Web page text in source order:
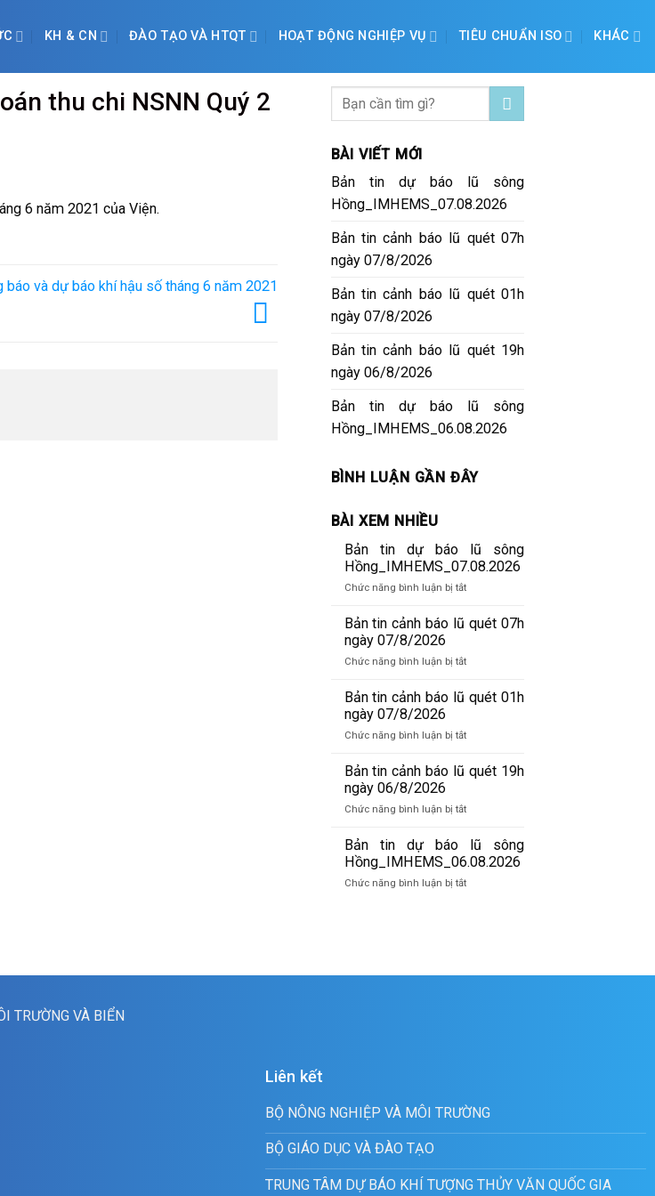
KH & CN ĐÀO TẠO VÀ HTQT HOẠT ĐỘNG NGHIỆP VỤ TIÊU CHUẨN ISO KHÁC
thu chi NSNN Quý 2
6 năm 2021 của Viện.
báo và dự báo khí hậu số tháng 6 năm 2021
BÀI VIẾT MỚI
Bản tin dự báo lũ sông
Hồng_IMHEMS_07.08.2026
Bản tin cảnh báo lũ quét 07h
ngày 07/8/2026
Bản tin cảnh báo lũ quét 01h
ngày 07/8/2026
Bản tin cảnh báo lũ quét 19h
ngày 06/8/2026
Bản tin dự báo lũ sông
Hồng_IMHEMS_06.08.2026
BÌNH LUẬN GẦN ĐÂY
BÀI XEM NHIỀU
Bản tin dự báo lũ sông
Hồng_IMHEMS_07.08.2026
Chức năng bình luận bị tắtở
tin
dự
lũ
Hồng_IMHEMS_07.08.2026
Bản tin cảnh báo lũ quét 07h
ngày 07/8/2026
Chức năng bình luận bị tắtở
tin
cảnh
lũ
07h
07/8/2026
Bản tin cảnh báo lũ quét 01h
ngày 07/8/2026
Chức năng bình luận bị tắtở
tin
cảnh
lũ
01h
ngày
07/8/2026
Bản tin cảnh báo lũ quét 19h
ngày 06/8/2026
Chức năng bình luận bị tắtở
tin
cảnh
lũ
Bản tin dự báo lũ sông
Hồng_IMHEMS_06.08.2026
Chức năng bình luận bị tắtở
sông
TRƯỜNG VÀ BIỂN
Liên kết
BỘ NÔNG NGHIỆP VÀ MÔI TRƯỜNG
BỘ GIÁO DỤC VÀ ĐÀO TẠO
TRUNG TÂM DỰ BÁO KHÍ TƯỢNG THỦY VĂN QUỐC GIA